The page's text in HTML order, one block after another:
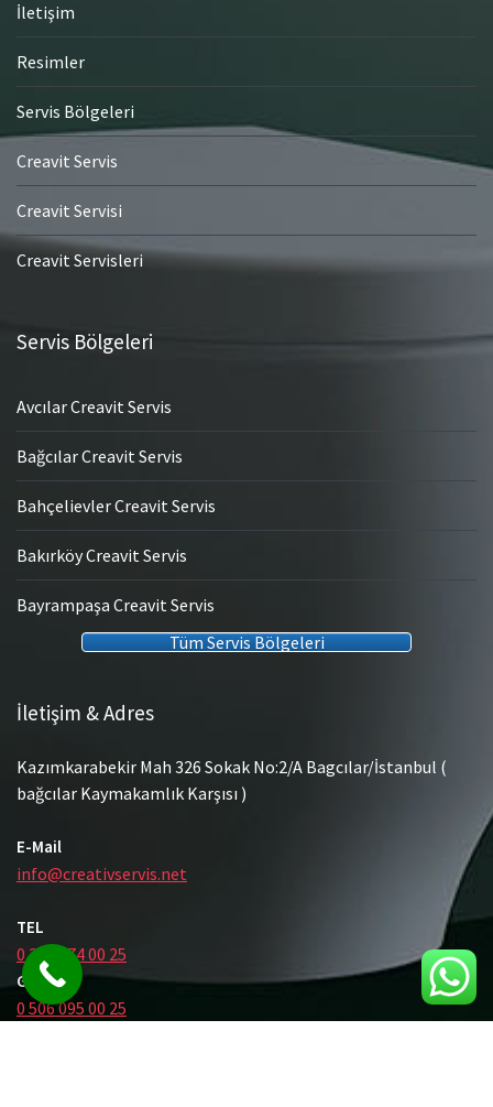
İletişim
Resimler
Servis Bölgeleri
Creavit Servis
Creavit Servisi
Creavit Servisleri
Servis Bölgeleri
Avcılar Creavit Servis
Bağcılar Creavit Servis
Bahçelievler Creavit Servis
Bakırköy Creavit Servis
Bayrampaşa Creavit Servis
Tüm Servis Bölgeleri
İletişim & Adres
Kazımkarabekir Mah 326 Sokak No:2/A Bagcılar/İstanbul (
bağcılar Kaymakamlık Karşısı )
E-Mail
info@creativservis.net
TEL
0 212 474 00 25
GSM
0 506 095 00 25